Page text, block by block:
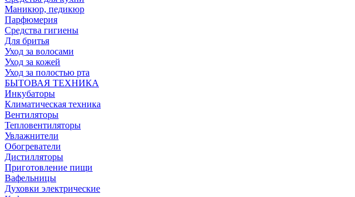
Маникюр, педикюр
Парфюмерия
Средства гигиены
Для бритья
Уход за волосами
Уход за кожей
Уход за полостью рта
БЫТОВАЯ ТЕХНИКА
Инкубаторы
Климатическая техника
Вентиляторы
Тепловентиляторы
Увлажнители
Обогреватели
Дистилляторы
Приготовление пищи
Вафельницы
Духовки электрические